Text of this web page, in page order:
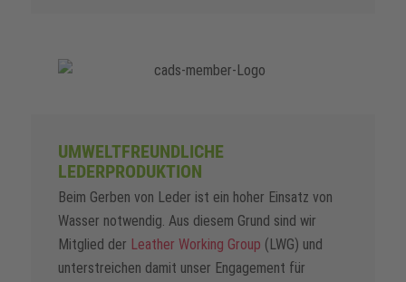
UMWELTFREUNDLICHE
LEDERPRODUKTION
Beim Gerben von Leder ist ein hoher Einsatz von
Wasser notwendig. Aus diesem Grund sind wir
Mitglied der Leather Working Group (LWG) und
unterstreichen damit unser Engagement für